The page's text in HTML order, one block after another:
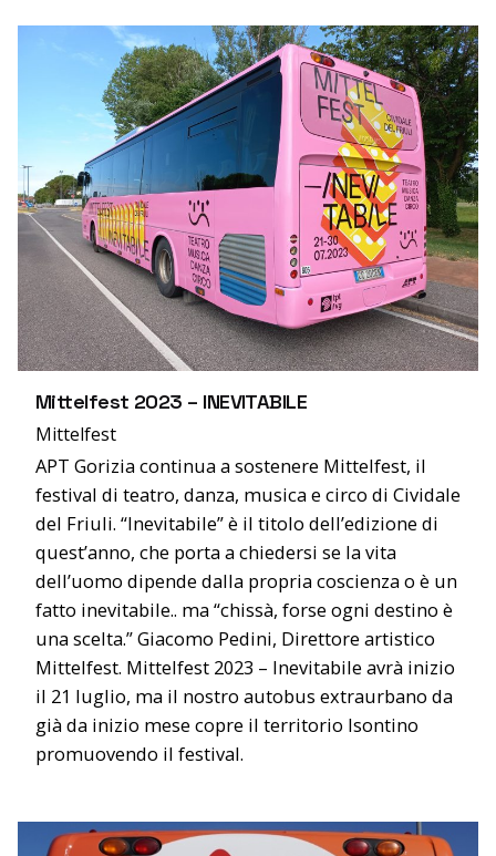
Mittelfest 2023 – INEVITABILE
Mittelfest
APT Gorizia continua a sostenere Mittelfest, il
festival di teatro, danza, musica e circo di Cividale
del Friuli. “Inevitabile” è il titolo dell’edizione di
quest’anno, che porta a chiedersi se la vita
dell’uomo dipende dalla propria coscienza o è un
fatto inevitabile.. ma “chissà, forse ogni destino è
una scelta.” Giacomo Pedini, Direttore artistico
Mittelfest. Mittelfest 2023 – Inevitabile avrà inizio
il 21 luglio, ma il nostro autobus extraurbano da
già da inizio mese copre il territorio Isontino
promuovendo il festival.